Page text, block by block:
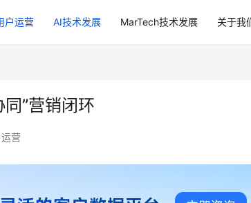
户运营 AI技术发展 MarTech技术发展 关于我
”营销闭环
营